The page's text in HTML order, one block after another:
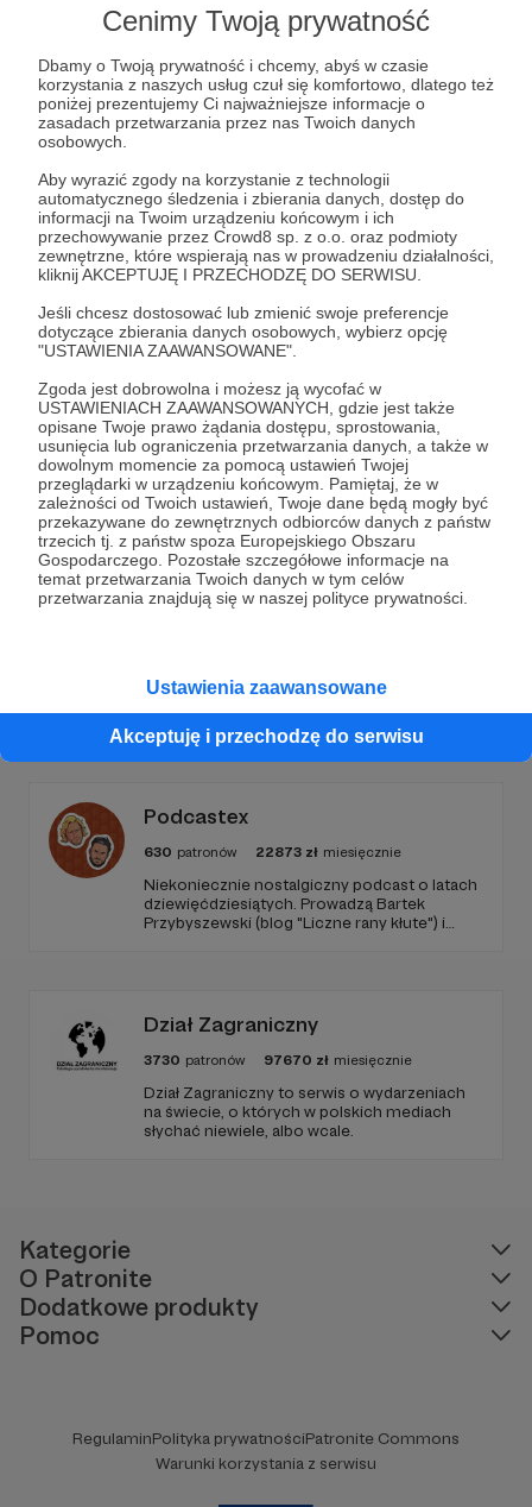
Cenimy Twoją prywatność
Dbamy o Twoją prywatność i chcemy, abyś w czasie
korzystania z naszych usług czuł się komfortowo, dlatego też
poniżej prezentujemy Ci najważniejsze informacje o
zasadach przetwarzania przez nas Twoich danych
osobowych.
Aby wyrazić zgody na korzystanie z technologii
automatycznego śledzenia i zbierania danych, dostęp do
informacji na Twoim urządzeniu końcowym i ich
przechowywanie przez Crowd8 sp. z o.o. oraz podmioty
zewnętrzne, które wspierają nas w prowadzeniu działalności,
kliknij AKCEPTUJĘ I PRZECHODZĘ DO SERWISU.
Jeśli chcesz dostosować lub zmienić swoje preferencje
dotyczące zbierania danych osobowych, wybierz opcję
"USTAWIENIA ZAAWANSOWANE".
Zgoda jest dobrowolna i możesz ją wycofać w
USTAWIENIACH ZAAWANSOWANYCH, gdzie jest także
opisane Twoje prawo żądania dostępu, sprostowania,
usunięcia lub ograniczenia przetwarzania danych, a także w
dowolnym momencie za pomocą ustawień Twojej
przeglądarki w urządzeniu końcowym. Pamiętaj, że w
zależności od Twoich ustawień, Twoje dane będą mogły być
przekazywane do zewnętrznych odbiorców danych z państw
trzecich tj. z państw spoza Europejskiego Obszaru
Gospodarczego. Pozostałe szczegółowe informacje na
temat przetwarzania Twoich danych w tym celów
przetwarzania znajdują się w naszej polityce prywatności.
Ustawienia zaawansowane
Akceptuję i przechodzę do serwisu
Ivan Zaretski - dusznø podcast #76
odnoszący międzynarodowe sukcesy
dusznø dusznøpodcast podcast +4
Dołącz do grona Patronów!
Wesprzyj działalność Autoradusznø podcast
teraz!
Zostań Patronem
Promowani autorzy
Podcastex
630 patronów 22873 zł miesięcznie
Niekoniecznie nostalgiczny podcast o latach
dziewięćdziesiątych. Prowadzą Bartek
Przybyszewski (blog "Liczne rany kłute") i
Tadeusz Drozda.
Dział Zagraniczny
3730 patronów 97670 zł miesięcznie
Dział Zagraniczny to serwis o wydarzeniach
na świecie, o których w polskich mediach
słychać niewiele, albo wcale.
Kategorie
O Patronite
Dodatkowe produkty
Pomoc
RegulaminPolityka prywatnościPatronite Commons
Warunki korzystania z serwisu